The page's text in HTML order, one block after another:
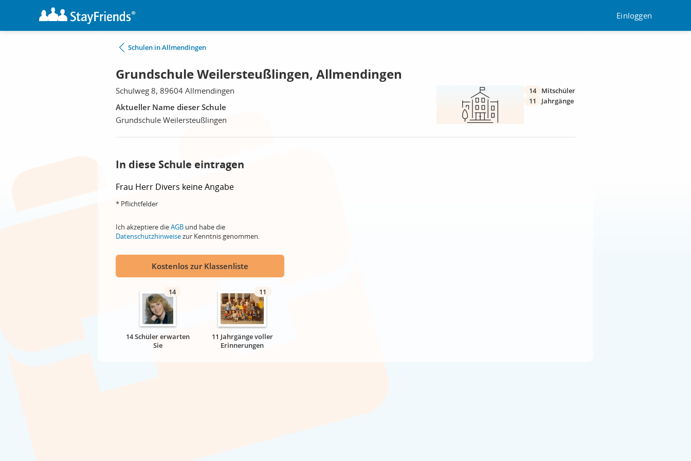
Einloggen
Schulen in Allmendingen
Grundschule Weilersteußlingen, Allmendingen
Schulweg 8, 89604 Allmendingen
Aktueller Name dieser Schule
Grundschule Weilersteußlingen
14
Mitschüler
11
Jahrgänge
In diese Schule eintragen
Frau Herr Divers keine Angabe
* Pflichtfelder
Ich akzeptiere dieAGB und habe die
Datenschutzhinweisezur Kenntnis genommen.
Kostenlos zur Klassenliste
14
14 Schüler erwarten
Sie
11
11 Jahrgänge voller
Erinnerungen